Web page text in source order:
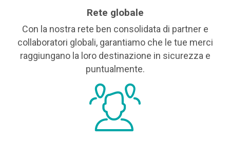
Rete globale
Con la nostra rete ben consolidata di partner e
collaboratori globali, garantiamo che le tue merci
raggiungano la loro destinazione in sicurezza e
puntualmente.